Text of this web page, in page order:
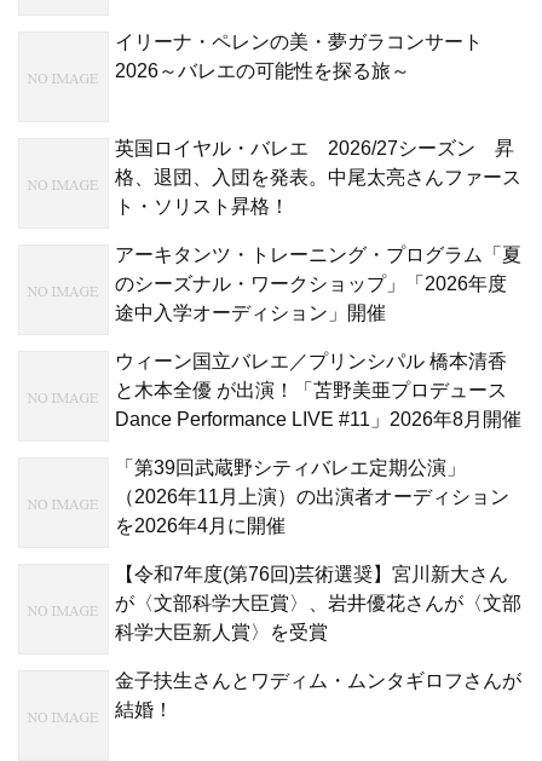
イリーナ・ペレンの美・夢ガラコンサート
2026～バレエの可能性を探る旅～
英国ロイヤル・バレエ 2026/27シーズン 昇
格、退団、入団を発表。中尾太亮さんファース
ト・ソリスト昇格！
アーキタンツ・トレーニング・プログラム「夏
のシーズナル・ワークショップ」「2026年度
途中入学オーディション」開催
ウィーン国立バレエ／プリンシパル 橋本清香
と木本全優 が出演！「苫野美亜プロデュース
Dance Performance LIVE #11」2026年8月開催
「第39回武蔵野シティバレエ定期公演」
（2026年11月上演）の出演者オーディション
を2026年4月に開催
【令和7年度(第76回)芸術選奨】宮川新大さん
が〈文部科学大臣賞〉、岩井優花さんが〈文部
科学大臣新人賞〉を受賞
金子扶生さんとワディム・ムンタギロフさんが
結婚！